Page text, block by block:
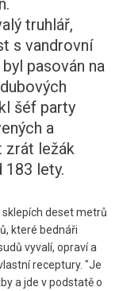
truhlář,
s vandrovní
pasován na
šéf party
a
zrát ležák
183 lety.
sklepích deset metrů
které bednáři
vyvalí, opraví a
receptury. "Je
a jde v podstatě o